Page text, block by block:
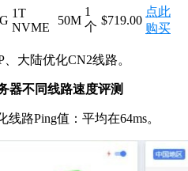
1T
NVME
50M
1
个 $719.00
点此
购买
大陆优化CN2线路。
器不同线路速度评测
路Ping值：平均在64ms。